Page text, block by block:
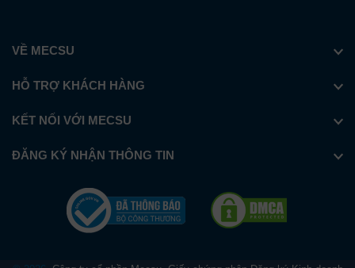
VỀ MECSU
HỖ TRỢ KHÁCH HÀNG
KẾT NỐI VỚI MECSU
ĐĂNG KÝ NHẬN THÔNG TIN